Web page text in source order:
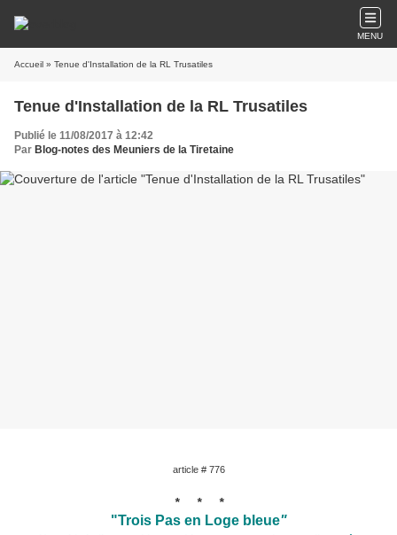
MENU
Accueil » Tenue d'Installation de la RL Trusatiles
Tenue d'Installation de la RL Trusatiles
Publié le 11/08/2017 à 12:42
Par Blog-notes des Meuniers de la Tiretaine
article # 776
* * *
"Trois Pas en Loge bleue"